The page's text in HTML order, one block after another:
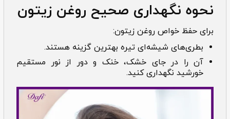
نحوه نگهداری صحیح روغن زیتون
برای حفظ خواص روغن زیتون:
بطری‌های شیشه‌ای تیره بهترین گزینه هستند.
آن را در جای خشک، خنک و دور از نور مستقیم
خورشید نگهداری کنید.